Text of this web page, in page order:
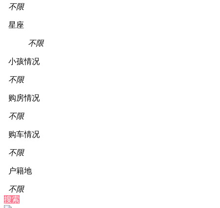
不限
星座
不限
小孩情况
不限
购房情况
不限
购车情况
不限
户籍地
不限
搜索